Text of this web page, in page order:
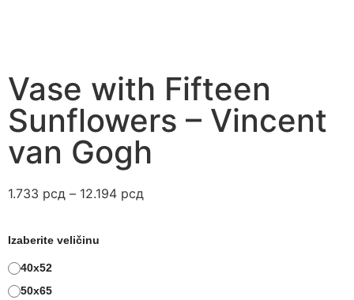
Vase with Fifteen
Sunflowers – Vincent
van Gogh
1.733 рсд – 12.194 рсд
Izaberite veličinu
40x52
50x65